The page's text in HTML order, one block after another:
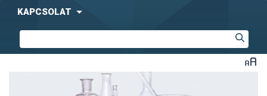
KAPCSOLAT